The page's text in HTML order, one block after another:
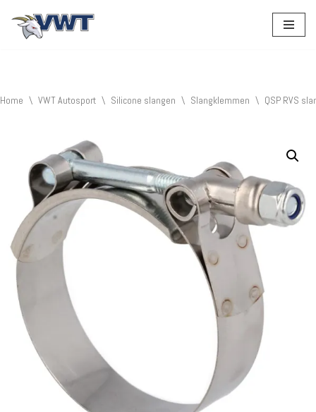
Home \ VWT Autosport \ Silicone slangen \ Slangklemmen \ QSP RVS